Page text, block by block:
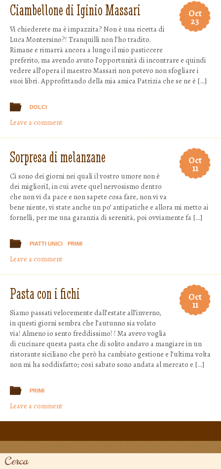
Oct
23
Ciambellone di Iginio Massari
Vi chiederete ma è impazzita? Non è una ricetta di
Luca Montersino?! Tranquilli non l’ho tradito.
Rimane e rimarrà ancora a lungo il mio pasticcere
preferito, ma avendo avuto l’opportunità di incontrare e quindi
vedere all’opera il maestro Massari non potevo non sfogliare i
suoi libri. Approfittando della mia amica Patrizia che se ne è […]
DOLCI
Leave a comment
Oct
11
Sorpresa di melanzane
Ci sono dei giorni nei quali il vostro umore non è
dei miglioriI, in cui avete quel nervosismo dentro
che non vi da pace e non sapete cosa fare, non vi va
bene niente, vi state anche un po’ antipatiche e allora mi metto ai
fornelli, per me una garanzia di serenità, poi ovviamente fa […]
PIATTI UNICI PRIMI
Leave a comment
Oct
11
Pasta con i fichi
Siamo passati velocemente dall’estate all’inverno,
in questi giorni sembra che l’autunno sia volato
via! Almeno io sento freddissimo! ! Ma avevo voglia
di cucinare questa pasta che di solito andavo a mangiare in un
ristorante siciliano che però ha cambiato gestione e l’ultima volta
non mi ha soddisfatto; così sabato sono andata al mercato e […]
PRIMI
Leave a comment
Post navigation
Cerca